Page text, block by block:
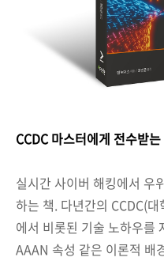
CCDC 마스터에게 전수받
실시간 사이버 해킹에서 우
하는 책. 다년간의 CCDC(
에서 비롯된 기술 노하우를
AAAN 속성 같은 이론적 배